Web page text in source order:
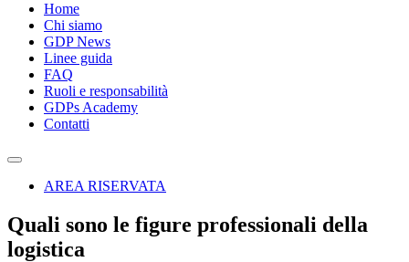
Home
Chi siamo
GDP News
Linee guida
FAQ
Ruoli e responsabilità
GDPs Academy
Contatti
AREA RISERVATA
Quali sono le figure professionali della
logistica